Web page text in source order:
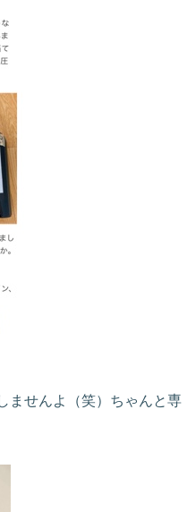
ませんよ（笑）ちゃんと専